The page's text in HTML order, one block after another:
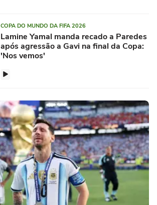
COPA DO MUNDO DA FIFA 2026
Lamine Yamal manda recado a Paredes
após agressão a Gavi na final da Copa:
'Nos vemos'